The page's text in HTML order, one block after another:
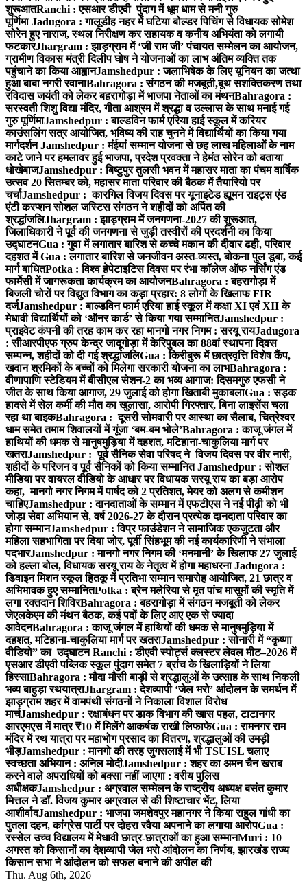
शुरूआतRanchi : एसआर डीएवी पुंदाग में धूम धाम से मनी गुरु
पूर्णिमाJadugora : गालूडीह नहर में घटिया बोल्डर पिचिंग से विधायक सोमेश
सोरेन हुए नाराज, स्थल निरीक्षण कर सहायक व कनीय अभियंता को लगायी
फटकारJhargram : झाड़ग्राम में ‘जी राम जी’ पंचायत सम्मेलन का आयोजन,
ग्रामीण विकास मंत्री दिलीप घोष ने योजनाओं का लाभ अंतिम व्यक्ति तक
पहुंचाने का किया आह्वानJamshedpur : जलाभिषेक के लिए यूनियन का जत्था
हुआ बाबा नगरी रवानाBahragora : संगठन की मजबूती,बूथ सशक्तिकरण तथा
रविदास जयंती को लेकर बहरागोड़ा में भाजपा नेताओं का मंथनBahragora :
सरस्वती शिशु विद्या मंदिर, गीता आश्रम में श्रद्धा व उल्लास के साथ मनाई गई
गुरु पूर्णिमाJamshedpur : बाल्डविन फार्म एरिया हाई स्कूल में करियर
काउंसलिंग सत्र आयोजित, भविष्य की राह चुनने में विद्यार्थियों का किया गया
मार्गदर्शनJamshedpur : मंईयां सम्मान योजना से छह लाख महिलाओं के नाम
काटे जाने पर हमलावर हुई भाजपा, प्रदेश प्रवक्ता ने हेमंत सोरेन को बताया
धोखेबाजJamshedpur : बिष्टुपुर तुलसी भवन में महासर माता का पंचम वार्षिक
उत्सव 20 सितम्बर को, महासर माता परिवार की बैठक में तैयारियो पर
चर्चाJamshedpur : कारगिल विजय दिवस पर यूनाइटेड ह्यूमन राइट्स एंड
एंटी करप्शन सोशल जस्टिस संगठन ने शहीदों को अर्पित की
श्रद्धांजलिJhargram : झाड़ग्राम में जनगणना-2027 की शुरूआत,
जिलाधिकारी ने पूर्व की जनगणना से जुड़ी तस्वीरों की प्रदर्शनी का किया
उद्घाटनGua : गुवा में लगातार बारिश से कच्चे मकान की दीवार ढही, परिवार
दहशत मेंGua : लगातार बारिश से जनजीवन अस्त-व्यस्त, बोकना पुल डूबा, कई
मार्ग बाधितPotka : विश्व हेपेटाइटिस दिवस पर रंभा कॉलेज ऑफ नर्सिंग एंड
फार्मेसी में जागरूकता कार्यक्रम का आयोजनBahragora : बहरागोड़ा में
बिजली चोरों पर विद्युत विभाग का कड़ा प्रहार: 8 लोगों के खिलाफ FIR
दर्जJamshedpur : बाल्डविन फार्म एरिया हाई स्कूल में कक्षा XI एवं XII के
मेधावी विद्यार्थियों को ‘ऑनर कार्ड’ से किया गया सम्मानितJamshedpur :
प्राइवेट कंपनी की तरह काम कर रहा मानगो नगर निगम : सरयू रायJadugora
: सीआरपीएफ ग्रुप केन्द्र जादूगोड़ा में केरिपुबल का 88वां स्थापना दिवस
सम्पन्न, शहीदों को दी गई श्रद्धांजलिGua : किरीबुरू में छात्रवृत्ति विशेष कैंप,
खदान श्रमिकों के बच्चों को मिलेगा सरकारी योजना का लाभBahragora :
वीणापाणि स्टेडियम में बीसीएल सेशन-2 का भव्य आगाज: दिसमगुरु एफसी ने
जीत के साथ किया आगाज, 29 जुलाई को होगा खिताबी मुकाबलाGua : सड़क
हादसे में सेल कर्मी की मौत का खुलासा, आरोपी गिरफ्तार, बिना लाइसेंस चला
रहा था बाइकBahragora : दूसरी सोमवारी पर आस्था का सैलाब, चित्रेश्वर
धाम समेत तमाम शिवालयों में गूंजा ‘बम-बम भोले’Bahragora : काजू जंगल में
हाथियों की धमक से मानुषमुड़िया में दहशत, मटिहाना-चाकुलिया मार्ग पर
खतराJamshedpur : पूर्व सैनिक सेवा परिषद ने विजय दिवस पर वीर नारी,
शहीदों के परिजन व पूर्व सैनिकों को किया सम्मानितJamshedpur : सोशल
मीडिया पर वायरल वीडियो के आधार पर विधायक सरयू राय का बड़ा आरोप
कहा, मानगो नगर निगम में पार्षद को 2 प्रतिशत, मेयर को अलग से कमीशन
चाहिएJamshedpur : दानदाताओं के सम्मान में एफटीएस ने नई पीढ़ी को भी
जोड़ा सेवा अभियान से, वर्ष 2026-27 के दौरान प्रत्येक दानदाता परिवार का
होगा सम्मानJamshedpur : विप्र फाउंडेशन ने सामाजिक एकजुटता और
महिला सहभागिता पर दिया जोर, पूर्वी सिंहभूम की नई कार्यकारिणी ने संभाला
पदभारJamshedpur : मानगो नगर निगम की ‘मनमानी’ के खिलाफ 27 जुलाई
को हल्ला बोल, विधायक सरयू राय के नेतृत्व में होगा महाधरनाJadugora :
डिवाइन मिशन स्कूल हितकू में प्रतिभा सम्मान समारोह आयोजित, 21 छात्र व
अभिभावक हुए सम्मानितPotka : ब्रेन मलेरिया से मृत पांच मासूमों की स्मृति में
लगा रक्तदान शिविरBahragora : बहरागोड़ा में संगठन मजबूती को लेकर
जेएलकेएम की मंथन बैठक, कई पदों के लिए आए एक से ज्यादा
आवेदनBahragora : काजू जंगल में हाथियों की धमक से मानुषमुड़िया में
दहशत, मटिहाना-चाकुलिया मार्ग पर खतराJamshedpur : सोनारी में “कृष्णा
वीडियो” का उद्घाटनRanchi : डीएवी स्पोर्ट्स क्लस्टर लेवल मीट–2026 में
एसआर डीएवी पब्लिक स्कूल पुंदाग समेत 7 ब्रांच के खिलाड़ियों ने लिया
हिस्साBahragora : मौदा मौसी बाड़ी से श्रद्धालुओं के उत्साह के साथ निकली
भव्य बाहुड़ा रथयात्राJhargram : देशव्यापी ‘जेल भरो’ आंदोलन के समर्थन में
झाड़ग्राम शहर में वामपंथी संगठनों ने निकाला विशाल विरोध
मार्चJamshedpur : रक्षाबंधन पर डाक विभाग की खास पहल, टाटानगर
आरएमएस में मात्र ₹10 में मिलेंगे आकर्षक राखी लिफाफेGua : रामनगर राम
मंदिर में रथ यात्रा पर महाभोग प्रसाद का वितरण, श्रद्धालुओं की उमड़ी
भीड़Jamshedpur : मानगो की तरह जुगसलाई में भी TSUISL चलाए
स्वच्छता अभियान : अनिल मोदीJamshedpur : शहर का अमन चैन खराब
करने वाले अपराधियों को बक्सा नहीं जाएगा : वरीय पुलिस
अधीक्षकJamshedpur : अग्रवाल सम्मेलन के राष्ट्रीय अध्यक्ष बसंत कुमार
मित्तल ने डॉ. विजय कुमार अग्रवाल से की शिष्टाचार भेंट, लिया
आशीर्वादJamshedpur : भाजपा जमशेदपुर महानगर ने किया राहुल गांधी का
पुतला दहन, कांग्रेस पार्टी पर दोहरा रवैया अपनाने का लगाया आरोपGua :
रस्सेल उच्च विद्यालय में मेधावी छात्र-छात्राओं का हुआ सम्मानMuri : 10
अगस्त को किसानों का देशव्यापी जेल भरो आंदोलन का निर्णय, झारखंड राज्य
किसान सभा ने आंदोलन को सफल बनाने की अपील की
Thu. Aug 6th, 2026